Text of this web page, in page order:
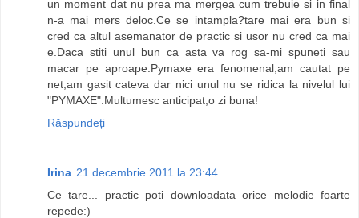
un moment dat nu prea ma mergea cum trebuie si in final
n-a mai mers deloc.Ce se intampla?tare mai era bun si
cred ca altul asemanator de practic si usor nu cred ca mai
e.Daca stiti unul bun ca asta va rog sa-mi spuneti sau
macar pe aproape.Pymaxe era fenomenal;am cautat pe
net,am gasit cateva dar nici unul nu se ridica la nivelul lui
"PYMAXE".Multumesc anticipat,o zi buna!
Răspundeți
Irina 21 decembrie 2011 la 23:44
Ce tare... practic poti downloadata orice melodie foarte
repede:)